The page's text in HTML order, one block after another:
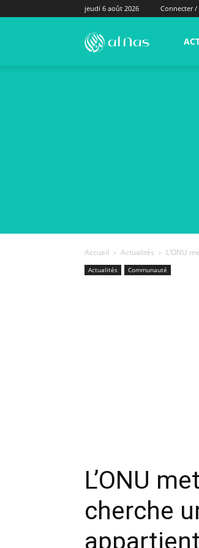
jeudi 6 août 2026 Connecter
alNas.fr
Accueil Actualités L’ONU
Actualités Communauté
L’ONU
cherche